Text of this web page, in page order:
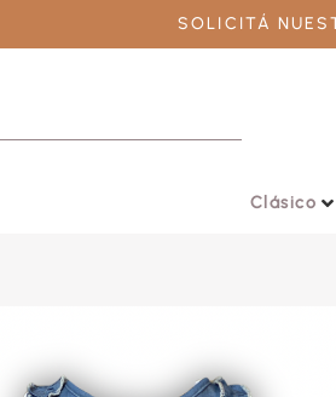
SOLICITÁ
Clásico